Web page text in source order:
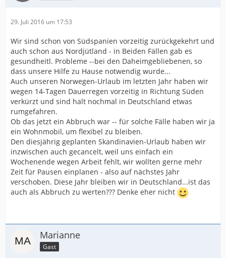
29. Juli 2016 um 17:53
Wir sind schon von Südspanien vorzeitig zurückgekehrt und
auch schon aus Nordjütland - in Beiden Fällen gab es
gesundheitl. Probleme --bei den Daheimgebliebenen, so
dass unsere Hilfe zu Hause notwendig wurde...
Auch unseren Norwegen-Urlaub im letzten Jahr haben wir
wegen 14-Tagen Dauerregen vorzeitig in Richtung Süden
verkürzt und sind halt nochmal in Deutschland etwas
rumgefahren.
Ob das jetzt ein Abbruch war -- für solche Fälle haben wir ja
ein Wohnmobil, um flexibel zu bleiben.
Den diesjährig geplanten Skandinavien-Urlaub haben wir
inzwischen auch gecancelt, weil uns einfach ein
Wochenende wegen Arbeit fehlt, wir wollten gerne mehr
Zeit für Pausen einplanen - also auf nächstes Jahr
verschoben. Diese Jahr bleiben wir in Deutschland...ist das
auch als Abbruch zu werten??? Denke eher nicht
Marianne
Gast